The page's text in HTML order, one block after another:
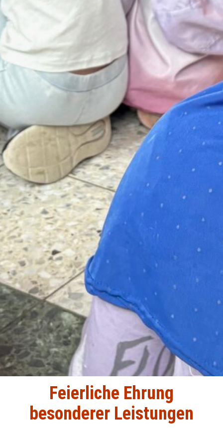
Feierliche Ehrung
besonderer Leistungen